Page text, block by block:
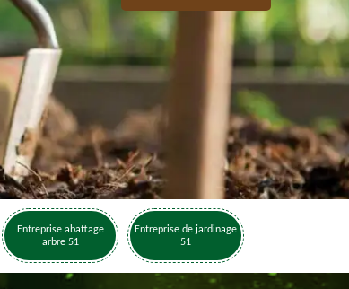
Entreprise abattage
arbre 51
Entreprise de jardinage
51